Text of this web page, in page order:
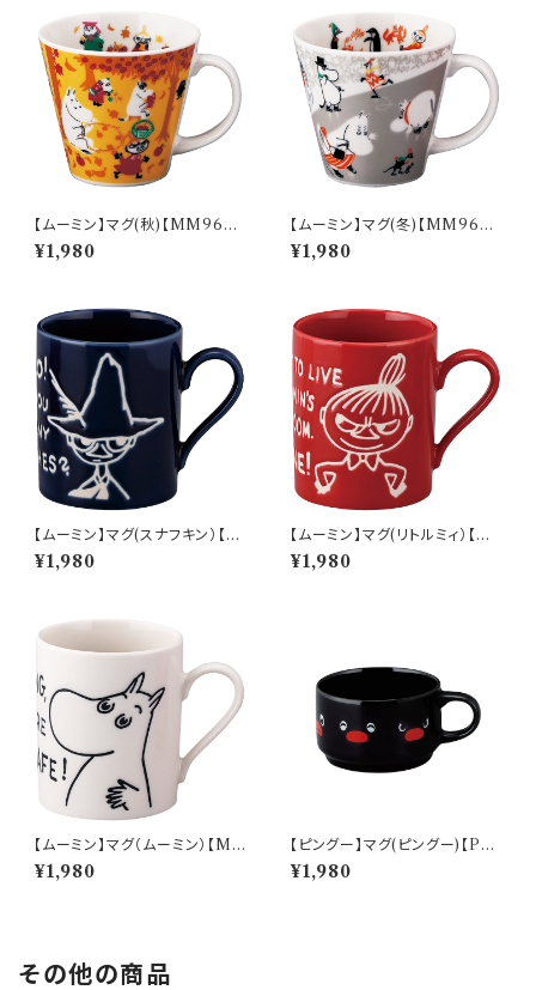
【ムーミン】マグ(秋)【MM960
0】MM9603-11
¥1,980
【ムーミン】マグ(冬)【MM960
0】MM9604-11
¥1,980
【ムーミン】マグ(スナフキン）【M
M9000】MM9003-11
¥1,980
【ムーミン】マグ(リトルミィ）【M
M9000】MM9002-11
¥1,980
【ムーミン】マグ（ムーミン）【M
M9000】MM9001-11
¥1,980
【ピングー】マグ(ピングー)【PG2
0】PG21-11
¥1,980
その他の商品